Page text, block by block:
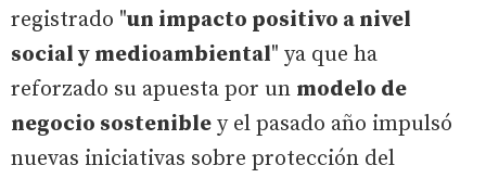
registrado "un impacto positivo a nivel
social y medioambiental" ya que ha
reforzado su apuesta por un modelo de
negocio sostenible y el pasado año impulsó
nuevas iniciativas sobre protección del